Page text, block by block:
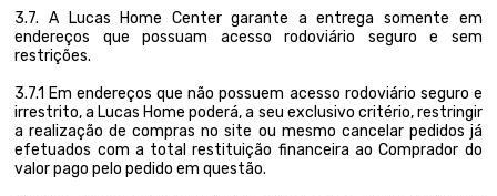
3.7. A Lucas Home Center garante a entrega somente em
endereços que possuam acesso rodoviário seguro e sem
restrições.
3.7.1 Em endereços que não possuem acesso rodoviário seguro e
irrestrito, a Lucas Home poderá, a seu exclusivo critério, restringir
a realização de compras no site ou mesmo cancelar pedidos já
efetuados com a total restituição financeira ao Comprador do
valor pago pelo pedido em questão.